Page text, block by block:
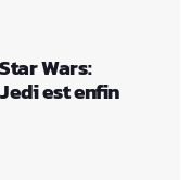
Wars:
est enfin